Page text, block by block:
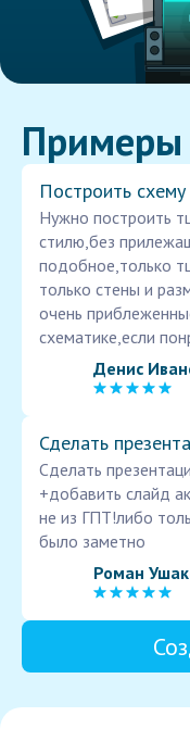
Примеры
Построить
Нужно построить
стилю,без
подобное,только
только стены и
очень
схематике,если
Денис
Сделать
Сделать
+добавить слайд
не из ГПТ!либо
было заметно
Роман